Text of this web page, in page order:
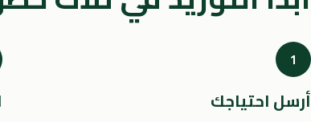
1
أرسل احتياجك